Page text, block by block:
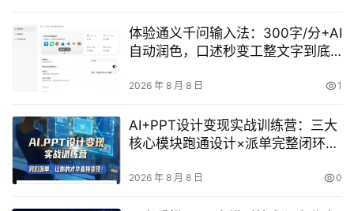
体验通义千问输入法：300字/分+AI
自动润色，口述秒变工整文字到底
2026 年 8 月 8 日 1
AI+PPT设计变现实战训练营：三大
核心模块跑通设计×派单完整闭环，
2026 年 8 月 8 日 0